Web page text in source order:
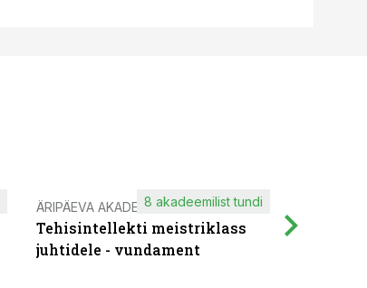
ÄRIPÄEVA AKADEEMIA
Tehisintellekti meistriklass
juhtidele - vundament
8 akadeemilist tundi